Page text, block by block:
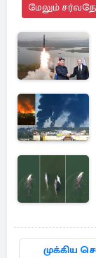
மேலும்
முக்கிய